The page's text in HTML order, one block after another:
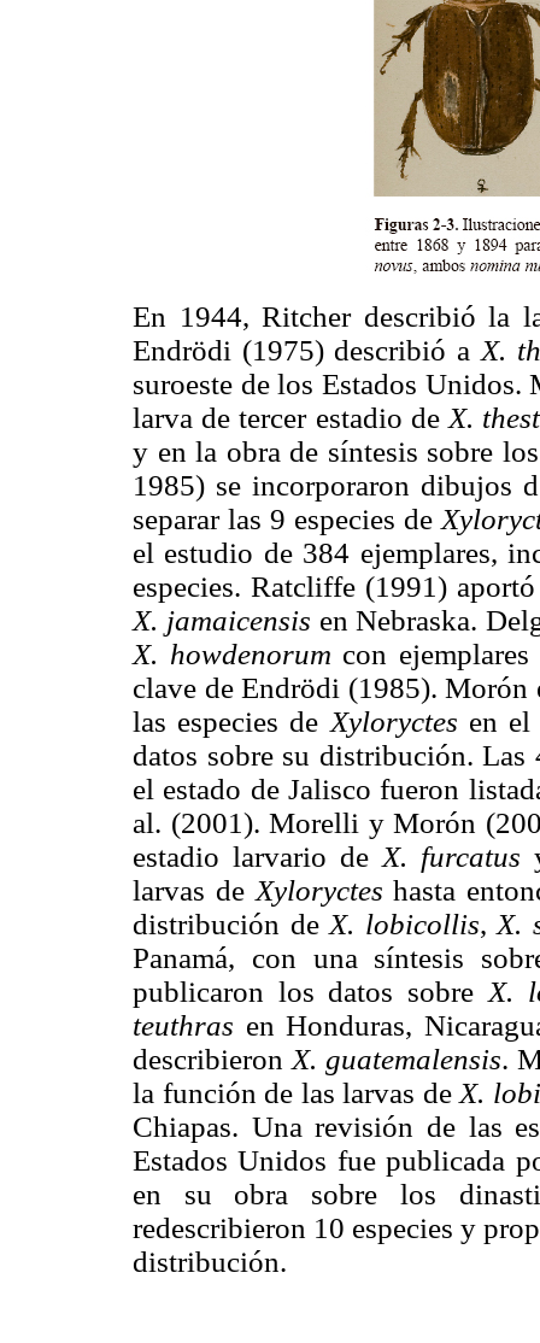
En 1944, Ritcher describió la
Endrödi (1975) describió a X.
suroeste de los Estados
larva de tercer estadio de X.
y en la obra de síntesis sobre
1985) se incorporaron dibujos
separar las 9 especies de
el estudio de 384 ejemplares,
especies. Ratcliffe (1991)
X. jamaicensis en Nebraska.
X. howdenorum con
clave de Endrödi (1985). Morón
las especies de Xyloryctes en el
datos sobre su distribución. Las
el estado de Jalisco fueron
al. (2001). Morelli y Morón
estadio larvario de X. furcatus
larvas de Xyloryctes hasta
distribución de X. lobicollis, X.
Panamá, con una síntesis
publicaron los datos sobre X.
teuthras en Honduras,
describieron X. guatemalensis.
la función de las larvas de X.
Chiapas. Una revisión de las
Estados Unidos fue publicada
en su obra sobre los
redescribieron 10 especies y
distribución.